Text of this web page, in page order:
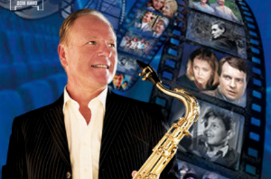
Название выставки созвучно книге Андрея Хааса
«Корпорация счастья», в которой корпорация
возникает как сеть людей, музыки, мест и
инициатив, превращающих стихийные вечеринки
в целую культуру. Как отмечает куратор выставки и
директор Центра искусства и науки ИТМО:
«Метафора, вынесенная в название выставки,
отражает, как коллективные процессы — обмен
знаниями, креативное и технологическое
производство, распределенные системы и
цифровые платформы — формируют не только
экономику, но и культуру, повседневность, язык и